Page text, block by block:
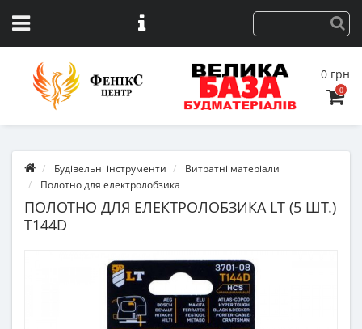
0 грн
0
Будівельні інструменти
Витратні матеріали
Полотно для електролобзика
ПОЛОТНО ДЛЯ ЕЛЕКТРОЛОБЗИКА LT (5 ШТ.)
T144D